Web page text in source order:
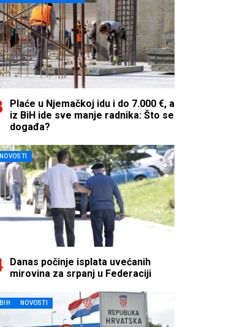
Plaće u Njemačkoj idu i do 7.000 €, a
iz BiH ide sve manje radnika: Što se
događa?
NOVOSTI
Danas počinje isplata uvećanih
mirovina za srpanj u Federaciji
BIH NOVOSTI